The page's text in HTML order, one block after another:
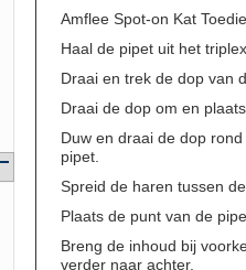
Amflee Spot-on Kat
Haal de pipet uit het
Draai en trek de dop van
Draai de dop om en
Duw en draai de dop
pipet.
Spreid de haren tussen
Plaats de punt van de
Breng de inhoud bij
verder naar achter.